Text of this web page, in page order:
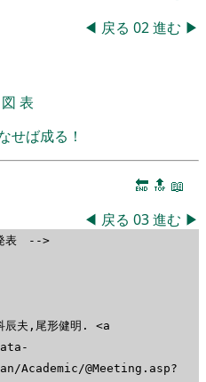
◀ 戻る 02進む ▶
図 表
せば成る！
🔚 🔝 📖
◀ 戻る 03進む ▶
表 -->
辰夫,尾形健明. <a
Academic/@Meeting.asp?